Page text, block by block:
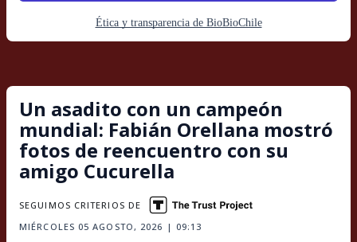
Ética y transparencia de BioBioChile
Un asadito con un campeón
mundial: Fabián Orellana mostró
fotos de reencuentro con su
amigo Cucurella
MIÉRCOLES 05 AGOSTO, 2026 | 09:13
SEGUIMOS CRITERIOS DE